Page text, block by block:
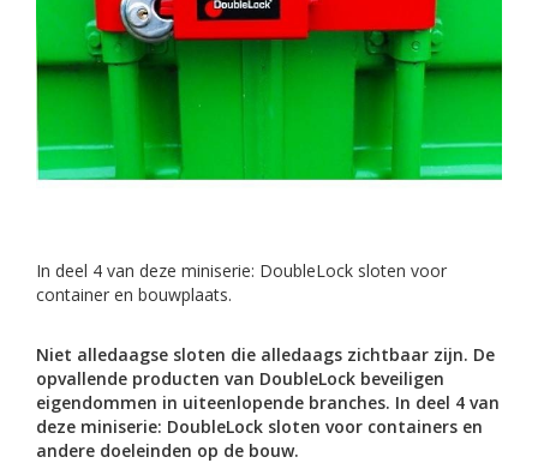
In deel 4 van deze miniserie: DoubleLock sloten voor
container en bouwplaats.
Niet alledaagse sloten die alledaags zichtbaar zijn. De
opvallende producten van DoubleLock beveiligen
eigendommen in uiteenlopende branches. In deel 4 van
deze miniserie: DoubleLock sloten voor containers en
andere doeleinden op de bouw.